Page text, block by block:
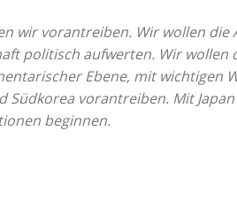
wir vorantreiben. Wir wollen die
politisch aufwerten. Wir wollen
Ebene, mit wichtigen
Südkorea vorantreiben. Mit
beginnen.